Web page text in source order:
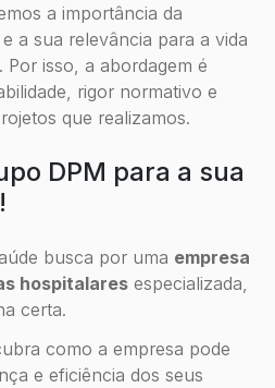
a importância da
a sua relevância para a vida
Por isso, a abordagem é
rigor normativo e
que realizamos.
DPM para a sua
busca por uma empresa
hospitalares especializada,
certa.
como a empresa pode
e eficiência dos seus